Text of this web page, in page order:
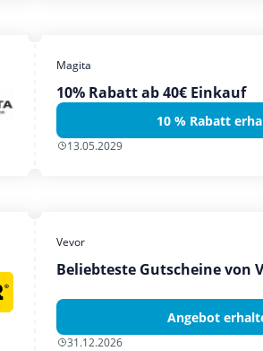
Magita
10% Rabatt ab 40€ Einkauf
10 % Rabatt
13.05.2029
Vevor
Beliebteste Gutscheine von
Angebot
31.12.2026